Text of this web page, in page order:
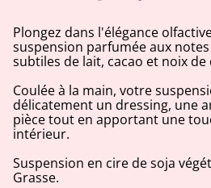
Plongez dans l'élégance
suspension parfumée aux
subtiles de lait, cacao et noix de
Coulée à la main, votre
délicatement un dressing, une
pièce tout en apportant une
intérieur.
Suspension en cire de soja
Grasse.